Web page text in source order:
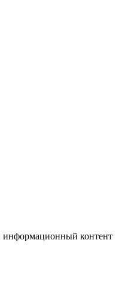
информационный контент